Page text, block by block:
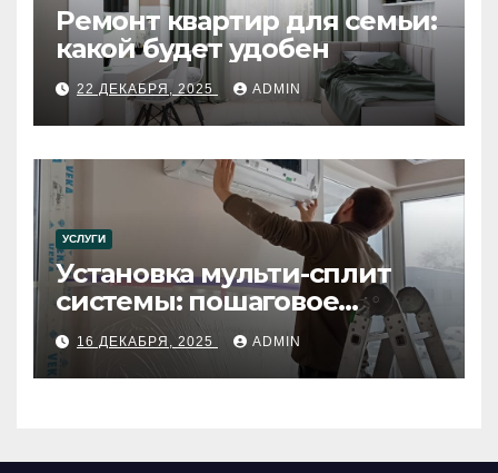
Ремонт квартир для семьи:
какой будет удобен
22 ДЕКАБРЯ, 2025 ADMIN
УСЛУГИ
Установка мульти-сплит
системы: пошаговое
руководство
16 ДЕКАБРЯ, 2025 ADMIN